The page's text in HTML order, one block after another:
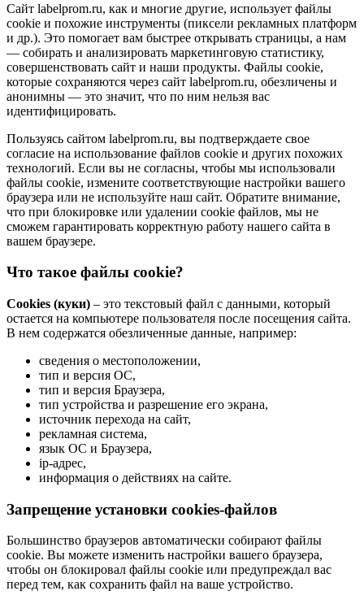
Сайт labelprom.ru, как и многие другие, использует файлы
cookie и похожие инструменты (пиксели рекламных платформ
и др.). Это помогает вам быстрее открывать страницы, а нам
— собирать и анализировать маркетинговую статистику,
совершенствовать сайт и наши продукты. Файлы сookie,
которые сохраняются через сайт labelprom.ru, обезличены и
анонимны — это значит, что по ним нельзя вас
идентифицировать.
Пользуясь сайтом labelprom.ru, вы подтверждаете свое
согласие на использование файлов cookie и других похожих
технологий. Если вы не согласны, чтобы мы использовали
файлы cookie, измените соответствующие настройки вашего
браузера или не используйте наш сайт. Обратите внимание,
что при блокировке или удалении cookie файлов, мы не
сможем гарантировать корректную работу нашего сайта в
вашем браузере.
Что такое файлы cookie?
Cookies (куки) – это текстовый файл с данными, который
остается на компьютере пользователя после посещения сайта.
В нем содержатся обезличенные данные, например:
сведения о местоположении,
тип и версия ОС,
тип и версия Браузера,
тип устройства и разрешение его экрана,
источник перехода на сайт,
рекламная система,
язык ОС и Браузера,
ip-адрес,
информация о действиях на сайте.
Запрещение установки cookies-файлов
Большинство браузеров автоматически собирают файлы
cookie. Вы можете изменить настройки вашего браузера,
чтобы он блокировал файлы cookie или предупреждал вас
перед тем, как сохранить файл на ваше устройство.